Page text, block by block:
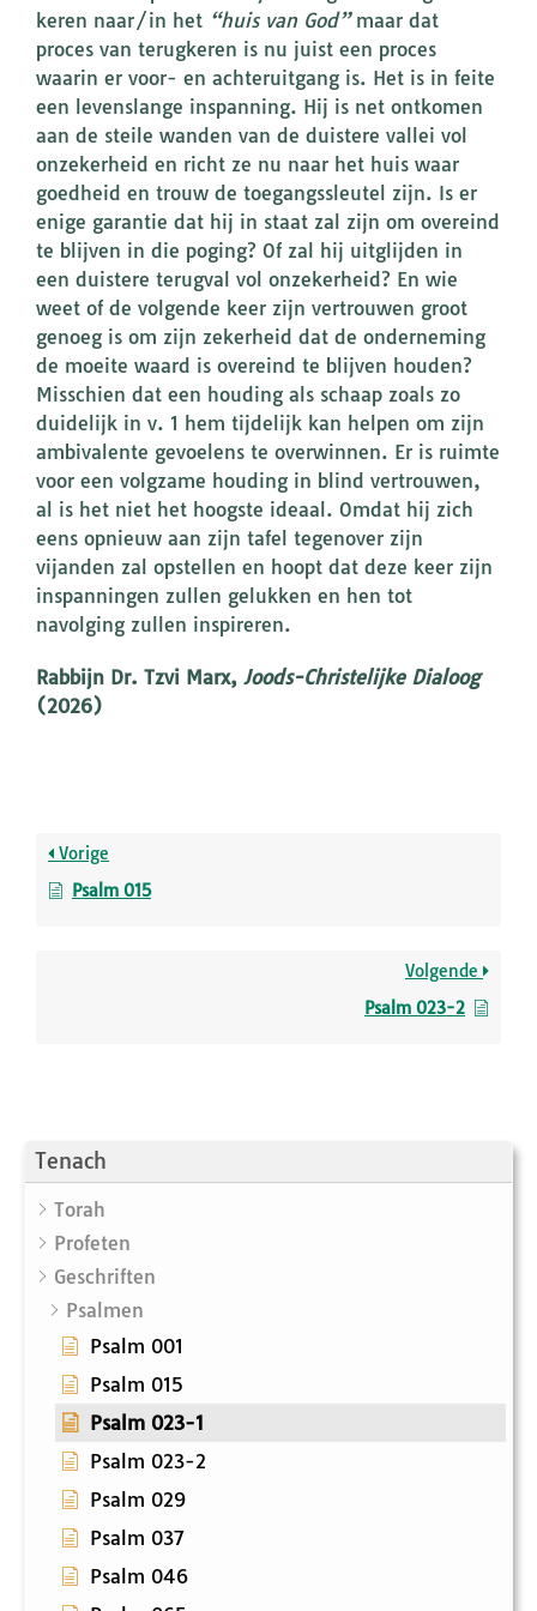
Tenach
Torah
Profeten
Geschriften
Psalmen
Psalm 001
Psalm 015
Psalm 023-1
Psalm 023-2
Psalm 029
Psalm 037
Psalm 046
keren naar/in het “huis van God”maar dat
proces van terugkeren is nu juist een proces
waarin er voor- en achteruitgang is. Het is in feite
een levenslange inspanning. Hij is net ontkomen
aan de steile wanden van de duistere vallei vol
onzekerheid en richt ze nu naar het huis waar
goedheid en trouw de toegangssleutel zijn. Is er
enige garantie dat hij in staat zal zijn om overeind
te blijven in die poging? Of zal hij uitglijden in
een duistere terugval vol onzekerheid? En wie
weet of de volgende keer zijn vertrouwen groot
genoeg is om zijn zekerheid dat de onderneming
de moeite waard is overeind te blijven houden?
Misschien dat een houding als schaap zoals zo
duidelijk in v. 1 hem tijdelijk kan helpen om zijn
ambivalente gevoelens te overwinnen. Er is ruimte
voor een volgzame houding in blind vertrouwen,
al is het niet het hoogste ideaal. Omdat hij zich
eens opnieuw aan zijn tafel tegenover zijn
vijanden zal opstellen en hoopt dat deze keer zijn
inspanningen zullen gelukken en hen tot
navolging zullen inspireren.
Rabbijn Dr. Tzvi Marx, Joods-Christelijke Dialoog
(2026)
Vorige
Psalm 015
Volgende
Psalm 023-2